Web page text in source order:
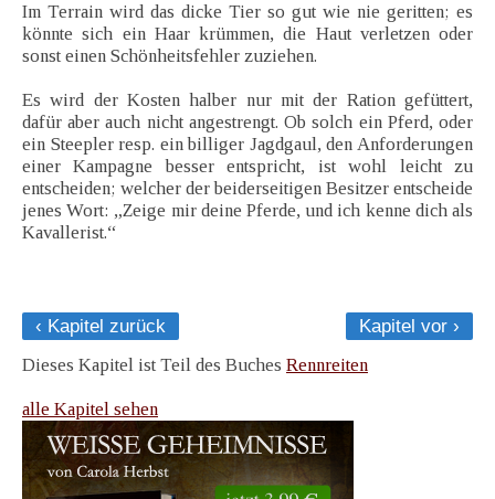
Im Terrain wird das dicke Tier so gut wie nie geritten; es
könnte sich ein Haar krümmen, die Haut verletzen oder
sonst einen Schönheitsfehler zuziehen.
Es wird der Kosten halber nur mit der Ration gefüttert,
dafür aber auch nicht angestrengt. Ob solch ein Pferd, oder
ein Steepler resp. ein billiger Jagdgaul, den Anforderungen
einer Kampagne besser entspricht, ist wohl leicht zu
entscheiden; welcher der beiderseitigen Besitzer entscheide
jenes Wort: „Zeige mir deine Pferde, und ich kenne dich als
Kavallerist.“
‹ Kapitel zurück
Kapitel vor ›
Dieses Kapitel ist Teil des Buches Rennreiten
alle Kapitel sehen